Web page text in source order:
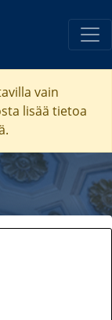
vain
lisää tietoa